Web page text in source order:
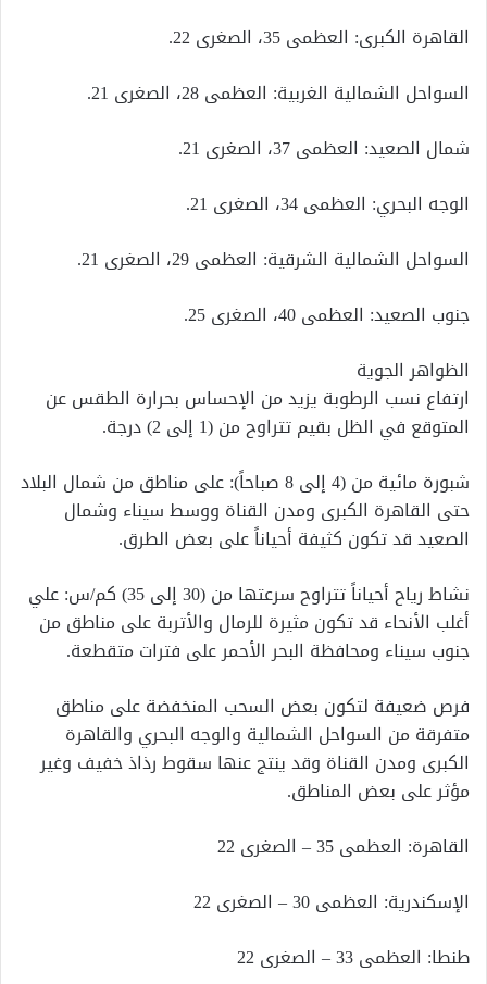
القاهرة الكبرى: العظمى 35، الصغرى 22.
السواحل الشمالية الغربية: العظمى 28، الصغرى 21.
شمال الصعيد: العظمى 37، الصغرى 21.
الوجه البحري: العظمى 34، الصغرى 21.
السواحل الشمالية الشرقية: العظمى 29، الصغرى 21.
جنوب الصعيد: العظمى 40، الصغرى 25.
الظواهر الجوية
ارتفاع نسب الرطوبة يزيد من الإحساس بحرارة الطقس عن
المتوقع في الظل بقيم تتراوح من (1 إلى 2) درجة.
شبورة مائية من (4 إلى 8 صباحاً): على مناطق من شمال البلاد
حتى القاهرة الكبرى ومدن القناة ووسط سيناء وشمال
الصعيد قد تكون كثيفة أحياناً على بعض الطرق.
نشاط رياح أحياناً تتراوح سرعتها من (30 إلى 35) كم/س: علي
أغلب الأنحاء قد تكون مثيرة للرمال والأتربة على مناطق من
جنوب سيناء ومحافظة البحر الأحمر على فترات متقطعة.
فرص ضعيفة لتكون بعض السحب المنخفضة على مناطق
متفرقة من السواحل الشمالية والوجه البحري والقاهرة
الكبرى ومدن القناة وقد ينتج عنها سقوط رذاذ خفيف وغير
مؤثر على بعض المناطق.
القاهرة: العظمى 35 – الصغرى 22
الإسكندرية: العظمى 30 – الصغرى 22
طنطا: العظمى 33 – الصغرى 22